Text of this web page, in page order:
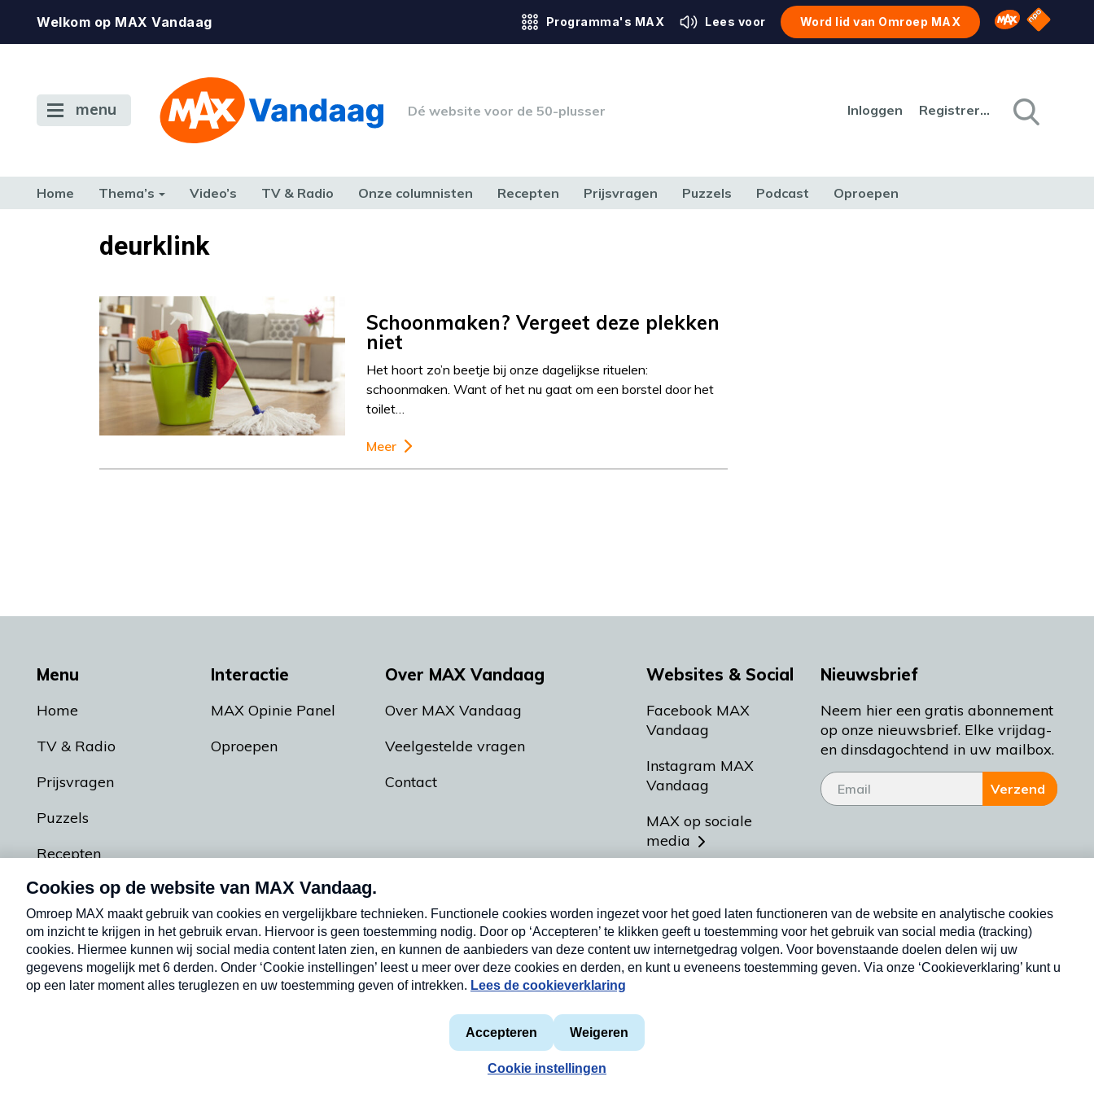
Welkom op MAX Vandaag Programma's MAX Lees voor Word lid van Omroep MAX Omroep MAX
NPO
menu Dé website voor de 50-plusser Inloggen Registreren
Home Thema’s Video’s TV & Radio Onze columnisten Recepten Prijsvragen Puzzels Podcast Oproepen
TERUG NAAR TOENdeurklink
Schoonmaken? Vergeet deze plekken
niet
Het hoort zo’n beetje bij onze dagelijkse rituelen:
schoonmaken. Want of het nu gaat om een borstel door het
toilet…
Meer
Menu
Home
TV & Radio
Prijsvragen
Puzzels
Recepten
Podcasts
Interactie
MAX Opinie Panel
Oproepen
Over MAX Vandaag
Over MAX Vandaag
Veelgestelde vragen
Contact
Websites & Social
Facebook MAX
Vandaag
Instagram MAX
Vandaag
MAX op sociale
media
Meldpunt Actueel
Heel Holland Bakt
Nieuwsbrief
Neem hier een gratis abonnement
op onze nieuwsbrief. Elke vrijdag-
en dinsdagochtend in uw mailbox.
Verzend
Privacyverklaring
Cookieverklaring
Nieuwsbrief
Neem hier een gratis abonnement op onze